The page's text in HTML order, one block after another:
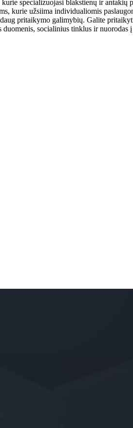
specializuojasi blakstienų ir
kurie užsiima individualiomis
pritaikymo galimybių. Galite
socialinius tinklus ir